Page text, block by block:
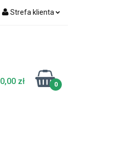
Strefa klienta
Dodaj zgłoszenie
Zgody cookies
0,00 zł 0